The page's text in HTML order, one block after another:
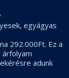
egyágyas
292.000Ft. Ez a
árfolyam
adunk